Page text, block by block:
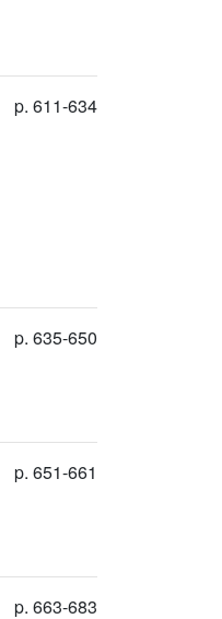
p. 611-634
p. 635-650
p. 651-661
p. 663-683